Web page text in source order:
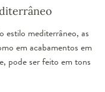
estilo mediterrâneo, as
em acabamentos em
pode ser feito em tons